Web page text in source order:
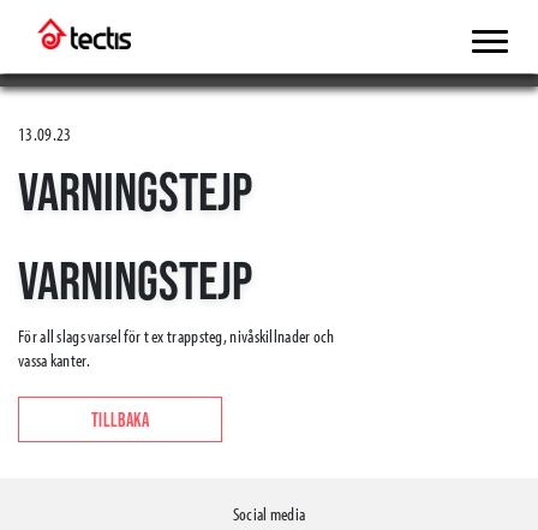
13.09.23
VARNINGSTEJP
VARNINGSTEJP
För all slags varsel för t ex trappsteg, nivåskillnader och
vassa kanter.
TILLBAKA
Social media